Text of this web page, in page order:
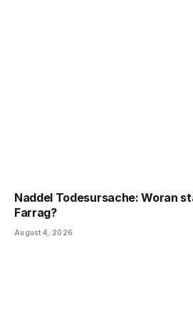
Naddel Todesursache: Woran
Farrag?
August 4, 2026